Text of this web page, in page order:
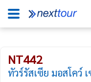
NT442
ทัวร์รัสเซีย มอสโคว์